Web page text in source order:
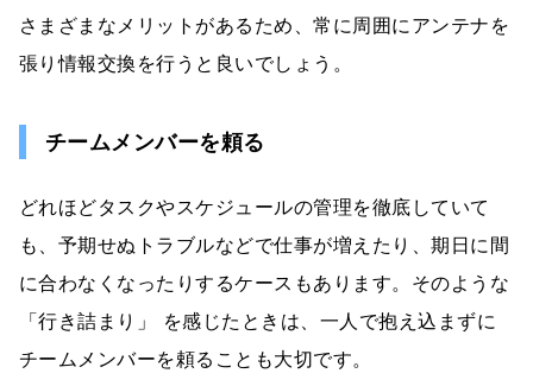
さまざまなメリットがあるため、常に周囲にアンテナを
張り情報交換を行うと良いでしょう。
チームメンバーを頼る
どれほどタスクやスケジュールの管理を徹底していて
も、予期せぬトラブルなどで仕事が増えたり、期日に間
に合わなくなったりするケースもあります。そのような
「行き詰まり」 を感じたときは、一人で抱え込まずに
チームメンバーを頼ることも大切です。